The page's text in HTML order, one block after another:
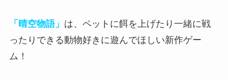
「晴空物語」 は、ペットに餌を上げたり一緒に戦
ったりできる動物好きに遊んでほしい新作ゲー
ム！